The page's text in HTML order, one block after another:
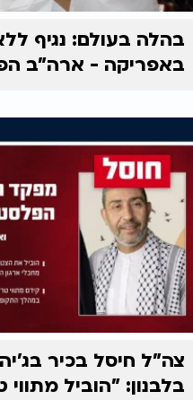
בהלה בעולם: נגיף
באפריקה - ארה"ב
צה"ל חיסל בכיר
בלבנון: "הוביל